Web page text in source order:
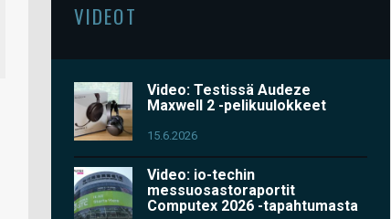
VIDEOT
Video: Testissä Audeze
Maxwell 2 -pelikuulokkeet
15.6.2026
Video: io-techin
messuosastoraportit
Computex 2026 -tapahtumasta